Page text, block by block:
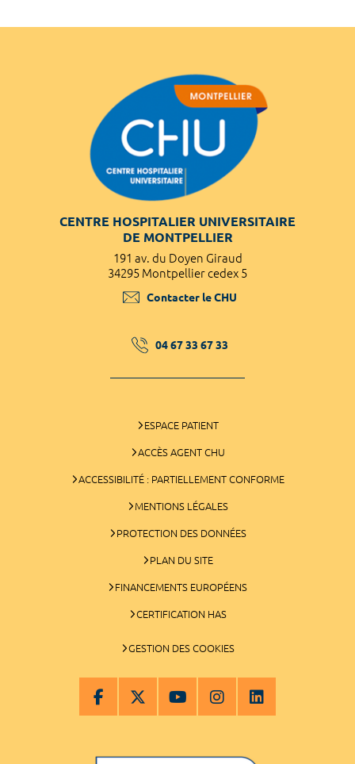
CENTRE HOSPITALIER UNIVERSITAIRE
DE MONTPELLIER
191 av. du Doyen Giraud
34295 Montpellier cedex 5
Contacter le CHU
04 67 33 67 33
ESPACE PATIENT
ACCÈS AGENT CHU
ACCESSIBILITÉ : PARTIELLEMENT CONFORME
MENTIONS LÉGALES
PROTECTION DES DONNÉES
PLAN DU SITE
FINANCEMENTS EUROPÉENS
CERTIFICATION HAS
GESTION DES COOKIES